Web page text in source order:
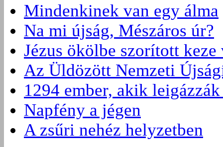
Mindenkinek van egy álma
Na mi újság, Mészáros úr?
Jézus ökölbe szorított keze
Az Üldözött Nemzeti
1294 ember, akik
Napfény a jégen
A zsűri nehéz helyzetben